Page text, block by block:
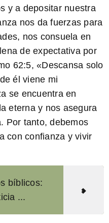
y a depositar nuestra
nos da fuerzas para
nos consuela en
de expectativa por
62:5, «Descansa solo
él viene mi
se encuentra en
eterna y nos asegura
Por tanto, debemos
con confianza y vivir
bíblicos:
...